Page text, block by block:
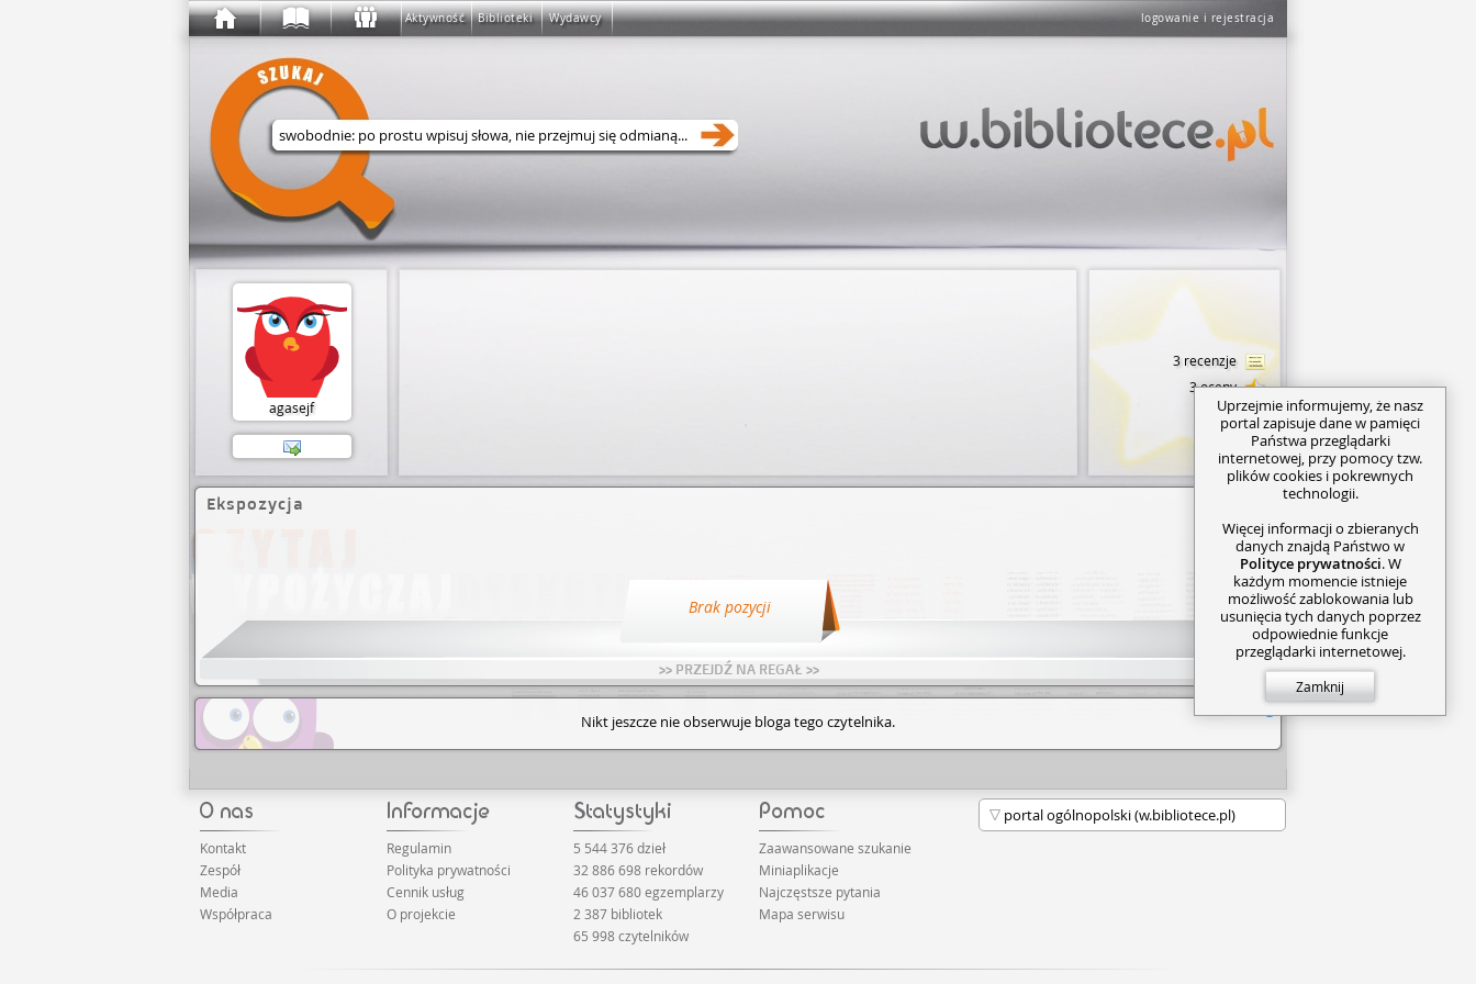
logowanie i rejestracja
Aktywność Biblioteki Wydawcy
Wyszukaj w serwisie
agasejf
3 recenzje
3 oceny
Ekspozycja
Brak pozycji
>> PRZEJDŹ NA REGAŁ >>
Nikt jeszcze nie obserwuje bloga tego czytelnika.
Kontakt
Zespół
Media
Współpraca
Regulamin
Polityka prywatności
Cennik usług
O projekcie
5 544 376 dzieł
32 886 698 rekordów
46 037 680 egzemplarzy
2 387 bibliotek
65 998 czytelników
Zaawansowane szukanie
Miniaplikacje
Najczęstsze pytania
Mapa serwisu
Uprzejmie informujemy, że nasz
portal zapisuje dane w pamięci
Państwa przeglądarki
internetowej, przy pomocy tzw.
plików cookies i pokrewnych
technologii.
Więcej informacji o zbieranych
danych znajdą Państwo w
Polityce prywatności. W
każdym momencie istnieje
możliwość zablokowania lub
usunięcia tych danych poprzez
odpowiednie funkcje
przeglądarki internetowej.
Zamknij